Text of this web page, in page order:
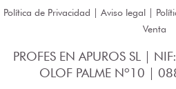
Política de Privacidad | Aviso legal|
Venta
PROFES EN APUROS SL |
OLOF PALME Nº10 |